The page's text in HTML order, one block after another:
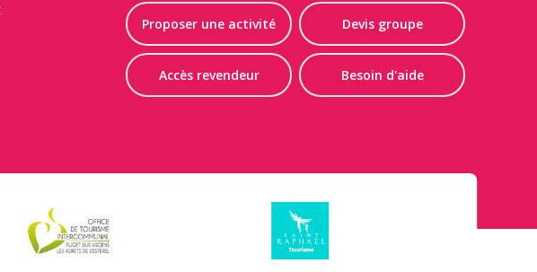
Proposer une activité Devis groupe
Accès revendeur Besoin d'aide